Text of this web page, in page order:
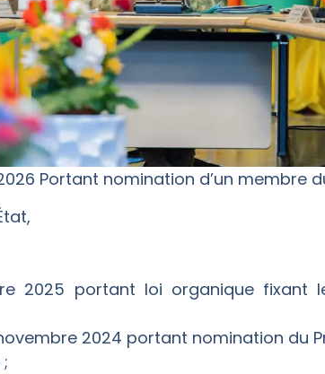
Portant nomination d’un membre
2025 portant loi organique fixant
2024 portant nomination du